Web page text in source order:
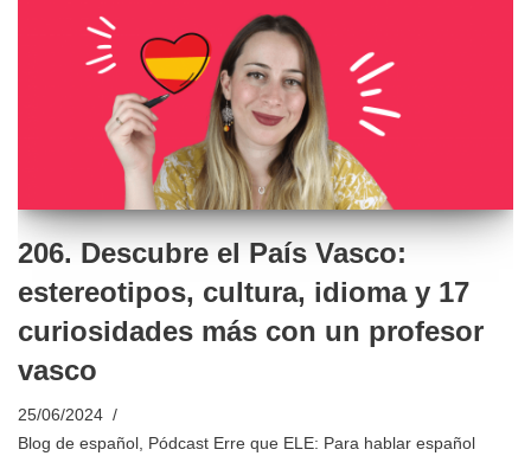
206. Descubre el País Vasco:
estereotipos, cultura, idioma y 17
curiosidades más con un profesor
vasco
25/06/2024
Blog de español , Pódcast Erre que ELE: Para hablar español